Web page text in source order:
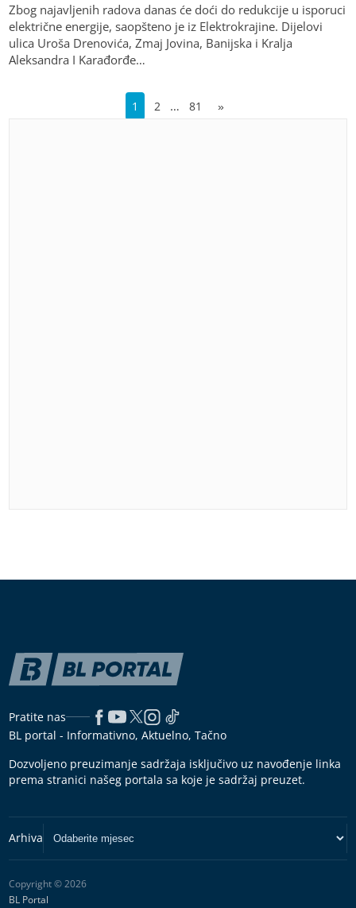
Zbog najavljenih radova danas će doći do redukcije u isporuci
električne energije, saopšteno je iz Elektrokrajine. Dijelovi
ulica Uroša Drenovića, Zmaj Jovina, Banijska i Kralja
Aleksandra I Karađorđe…
1 2 … 81 »
Pratite nas
BL portal - Informativno, Aktuelno, Tačno
Dozvoljeno preuzimanje sadržaja isključivo uz navođenje linka
prema stranici našeg portala sa koje je sadržaj preuzet.
Copyright © 2026
BL Portal